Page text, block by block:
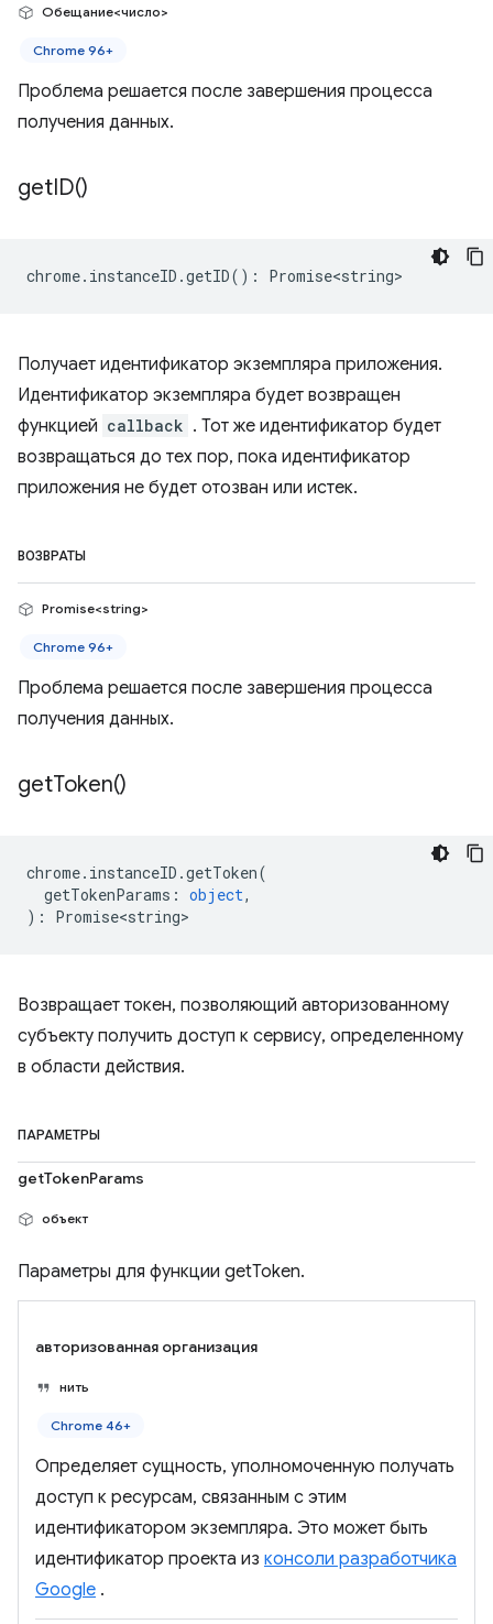
Обещание<число>
Chrome 96+
Проблема решается после завершения процесса
получения данных.
getID()
chrome. instanceID .getID() : Promise<string>
Получает идентификатор экземпляра приложения.
Идентификатор экземпляра будет возвращен
функцией callback . Тот же идентификатор будет
возвращаться до тех пор, пока идентификатор
приложения не будет отозван или истек.
ВОЗВРАТЫ
Promise<string>
Chrome 96+
Проблема решается после завершения процесса
получения данных.
getToken()
chrome. instanceID .getToken(
getTokenParams : object,
) : Promise<string>
Возвращает токен, позволяющий авторизованному
субъекту получить доступ к сервису, определенному
в области действия.
ПАРАМЕТРЫ
getTokenParams
объект
Параметры для функции getToken.
авторизованная организация
нить
Chrome 46+
Определяет сущность, уполномоченную получать
доступ к ресурсам, связанным с этим
идентификатором экземпляра. Это может быть
идентификатор проекта из консоли разработчика
Google .